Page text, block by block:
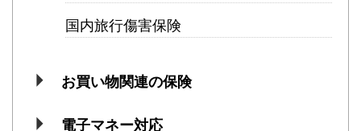
国内旅行傷害保険
お買い物関連の保険
電子マネー対応